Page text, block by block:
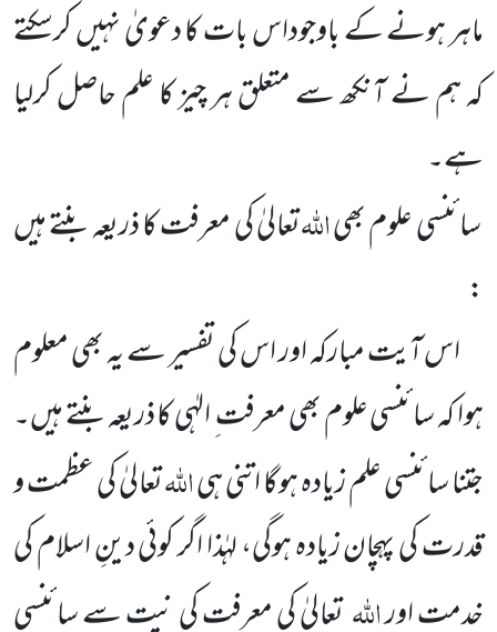
ماہر ہونے کے باوجوداس بات کا دعویٰ نہیں کرسکتے
کہ ہم نے آنکھ سے متعلق ہر چیز کا علم حاصل کرلیا
ہے۔
سائنسی علوم بھیاللہتعالیٰ کی معرفت کا ذریعہ بنتے ہیں
:
اس آیت مبارکہ اور اس کی تفسیر سے یہ بھی معلوم
ہوا کہ سائنسی علوم بھی معرفت ِ الہٰی کا ذریعہ بنتے ہیں۔
جتناسائنسیعلم زیادہ ہوگا اتنی ہیاللہتعالیٰ کی عظمت و
قدرت کی پہچان زیادہ ہوگی، لہٰذا اگر کوئی دینِ اسلام کی
خدمت اوراللہتعالیٰ کیمعرفت کی نیت سے سائنسی